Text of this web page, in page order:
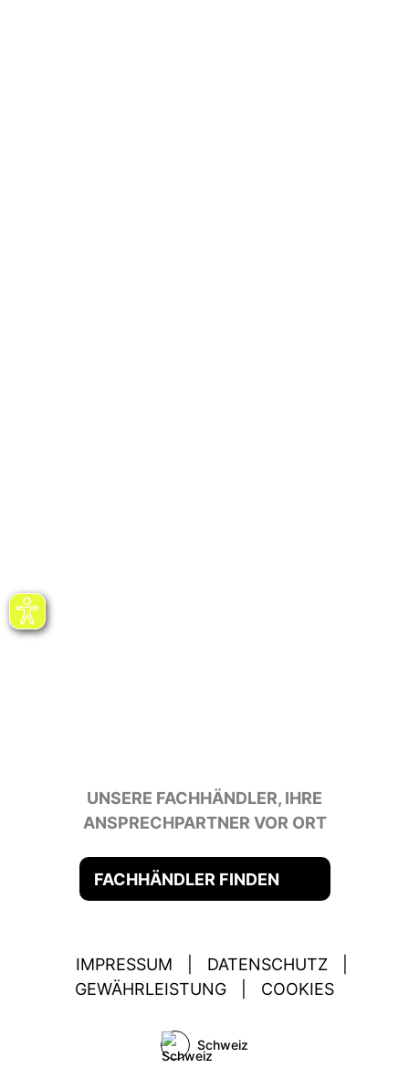
UNSERE FACHHÄNDLER, IHRE
ANSPRECHPARTNER VOR ORT
FACHHÄNDLER FINDEN
IMPRESSUM DATENSCHUTZ
GEWÄHRLEISTUNG
COOKIES
Schweiz